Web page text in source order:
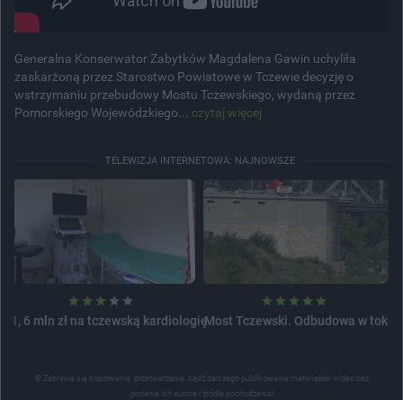
Generalna Konserwator Zabytków Magdalena Gawin uchyliła
zaskarżoną przez Starostwo Powiatowe w Tczewie decyzję o
wstrzymaniu przebudowy Mostu Tczewskiego, wydaną przez
Pomorskiego Wojewódzkiego... czytaj więcej
TELEWIZJA INTERNETOWA: NAJNOWSZE
1, 6 mln zł na tczewską kardiologięMost Tczewski. Odbudowa w toku
© Zabrania się kopiowania, przetwarzania, bądź dalszego publikowania materiałów wideo bez
podania ich autora i źródła pochodzenia!